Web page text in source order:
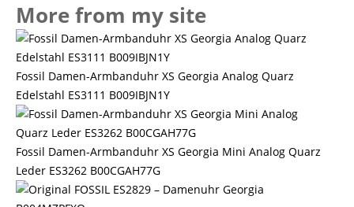
More from my site
Fossil Damen-Armbanduhr XS Georgia Analog Quarz
Edelstahl ES3111 B009IBJN1Y
Fossil Damen-Armbanduhr XS Georgia Mini Analog Quarz
Leder ES3262 B00CGAH77G